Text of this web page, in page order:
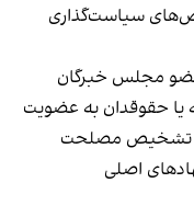
سیاست‌گذاری
عضو مجلس خبرگان
یا حقوقدان به عضویت
تشخیص مصلحت
اصلی